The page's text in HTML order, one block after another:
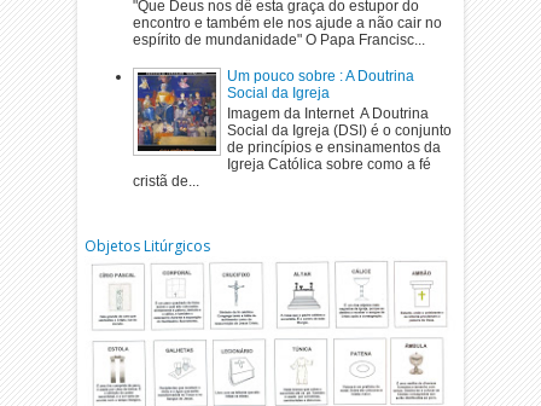
"Que Deus nos dê esta graça do estupor do
encontro e também ele nos ajude a não cair no
espírito de mundanidade" O Papa Francisc...
Um pouco sobre : A Doutrina
Social da Igreja
Imagem da Internet A Doutrina
Social da Igreja (DSI) é o conjunto
de princípios e ensinamentos da
Igreja Católica sobre como a fé
cristã de...
Objetos Litúrgicos